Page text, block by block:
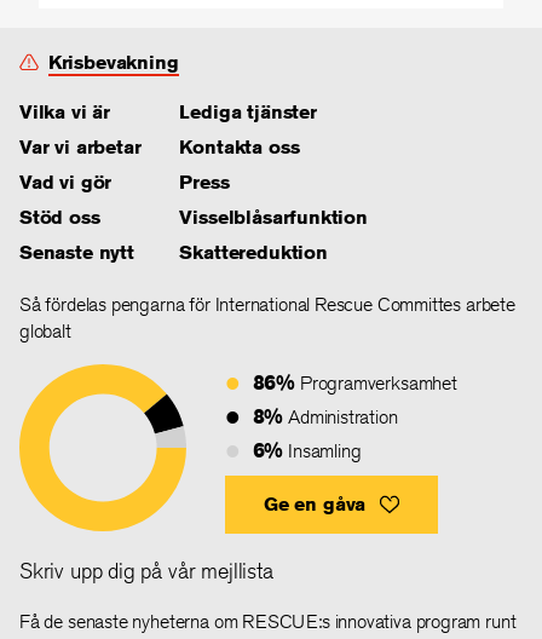
Krisbevakning
Vilka vi är
Var vi arbetar
Vad vi gör
Stöd oss
Senaste nytt
Lediga tjänster
Kontakta oss
Press
Visselblåsarfunktion
Skattereduktion
Så fördelas pengarna för International Rescue Committes arbete
globalt
86% Programverksamhet
8% Administration
6% Insamling
Ge en gåva
Skriv upp dig på vår mejllista
Få de senaste nyheterna om RESCUE:s innovativa program runt